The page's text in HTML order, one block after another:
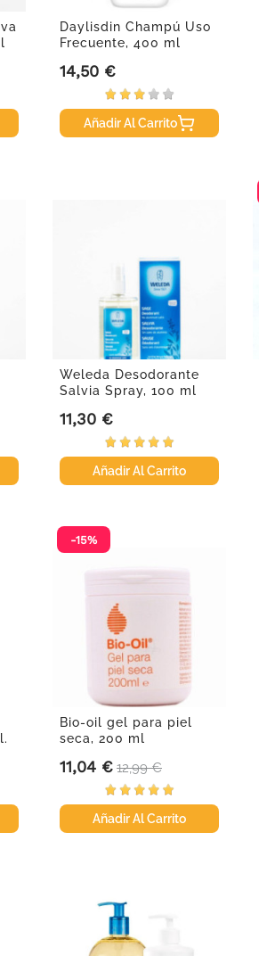
Daylisdin Champú Uso
Frecuente, 400 ml
Precio
14,50 €
Añadir Al Carrito
Weleda Desodorante
Salvia Spray, 100 ml
Precio
11,30 €
Añadir Al Carrito
Bio-oil gel para piel
seca, 200 ml
Precio
11,04 € Precio base
12,99 €
Añadir Al Carrito
-15%